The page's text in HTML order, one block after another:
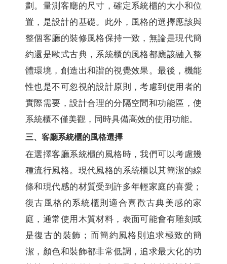
劃。量測客廳的尺寸，確定系統櫃的大小和位
置，是設計的基礎。此外，風格的選擇應該與
整個客廳的裝修風格保持一致，無論是現代簡
約還是歐式古典，系統櫃的風格都應該融入整
體環境，創造出和諧的視覺效果。最後，機能
性也是不可忽視的設計原則，考慮到使用者的
實際需要，設計合理的分隔空間和功能區，使
系統櫃不僅美觀，同時具備高效的使用功能。
三、客廳系統櫃的風格選擇
在選擇客廳系統櫃的風格時，我們可以考慮幾
種流行風格。現代風格的系統櫃以其簡潔的線
條和現代感的材質受到許多年輕家庭的喜愛；
復古風格的系統櫃則適合喜歡古典美感的家
庭，通常使用木質材料，表面可能會有雕刻或
是復古的裝飾；而簡約風格則追求極致的簡
潔，顏色和裝飾都非常低調，追求最大化的功